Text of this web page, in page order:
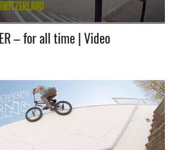
– for all time | Video